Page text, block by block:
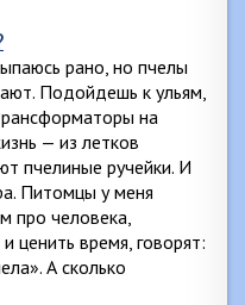
рано, но пчелы
Подойдешь к ульям,
на
— из летков
пчелиные ручейки. И
Питомцы у меня
про человека,
ценить время, говорят:
А сколько